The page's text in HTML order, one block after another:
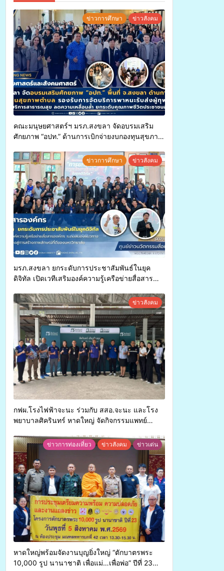
ข่าวการศึกษา ข่าวสังคม
คณะมนุษยศาสตร์ฯ มรภ.สงขลา จัดอบรมเสริม
ศักยภาพ “อปท.” ด้านการเบิกจ่ายงบกองทุนสุขภาพ
ทุพพลภาพเพื่อเข้ารับบริการสาธารณสุข ลดความ
เหลื่อมล้ำ ยกระดับคุณภาพชีวิตประชาชนอย่าง
ยั่งยืน
ข่าวการศึกษา ข่าวสังคม
มรภ.สงขลา ยกระดับการประชาสัมพันธ์ในยุค
ดิจิทัล เปิดเวทีเสริมองค์ความรู้เครือข่ายสื่อสาร
การสร้างภาพลักษณ์ที่ดีของมหาวิทยาลัยข่าวสังคม
กฟผ.โรงไฟฟ้าจะนะ ร่วมกับ สสอ.จะนะ และโรง
พยาบาลศิครินทร์ หาดใหญ่ จัดกิจกรรมแพทย์
ข่าวการท่องเที่ยว ข่าวสังคม ข่าวเด่น
หาดใหญ่พร้อมจัดงานบุญยิ่งใหญ่ “ตักบาตรพระ
10,000 รูป นานาชาติ เพื่อแม่…เพื่อพ่อ” ปีที่ 23